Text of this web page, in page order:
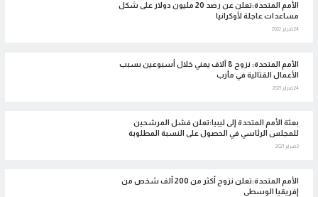
الأمم المتحدة:تعلن عن رصد 20 مليون دولار على شكل
مساعدات عاجلة لأوكرانيا
24 فبراير 2022
الأمم المتحدة: نزوح 8 آلاف يمني خلال أسبوعين بسبب
الأعمال القتالية في مأرب
24 فبراير 2021
بعثة الأمم المتحدة إلى ليبيا:تعلن فشل المرشحين
للمجلس الرئاسي في الحصول على النسبة المطلوبة
2 فبراير 2021
الأمم المتحدة:تعلن نزوح أكثر من 200 ألف شخص من
إفريقيا الوسطى